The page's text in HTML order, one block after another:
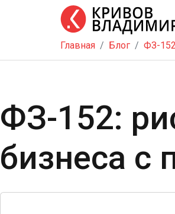
бизнеса
Услуги
Блог
Видео
Контакты
Главная Блог ФЗ-
ФЗ-152:
бизнеса